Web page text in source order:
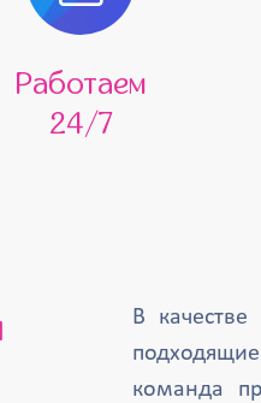
Работаем
24/7
В
команда